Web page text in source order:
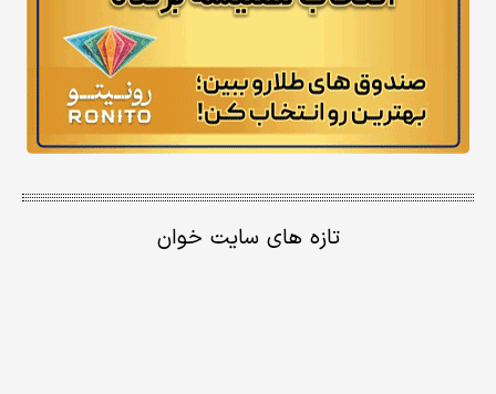
تازه های سایت خوان